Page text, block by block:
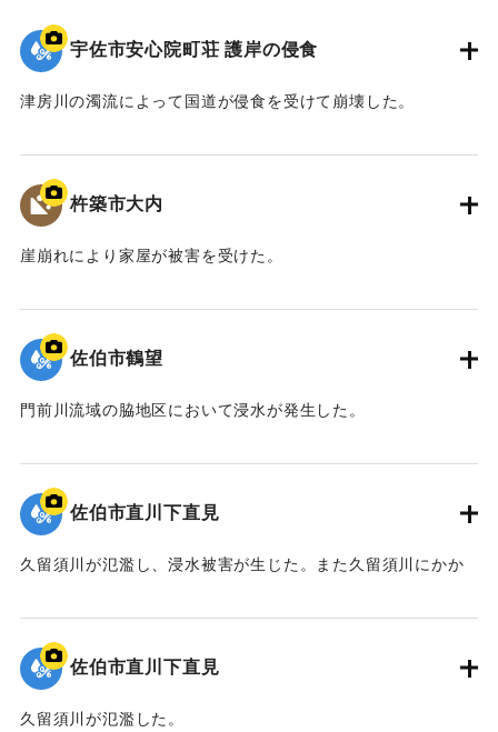
宇佐市安心院町荘 護岸の侵食
津房川の濁流によって国道が侵食を受けて崩壊した。
｜固有コード:01064027
杵築市大内
崖崩れにより家屋が被害を受けた。
｜固有コード:01064026
佐伯市鶴望
門前川流域の脇地区において浸水が発生した。
｜固有コード:01064025
佐伯市直川下直見
久留須川が氾濫し、浸水被害が生じた。また久留須川にかか
｜固有コード:
佐伯市直川下直見
久留須川が氾濫した。